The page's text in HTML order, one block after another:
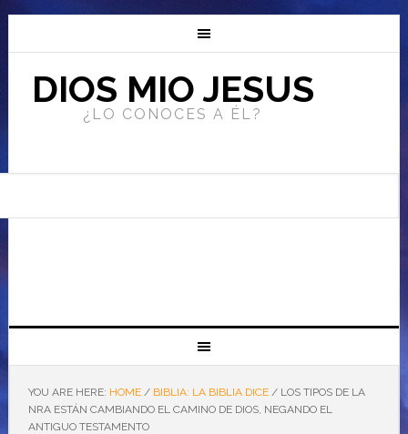
DIOS MIO JESUS
¿LO CONOCES A ÉL?
YOU ARE HERE: HOME / BIBLIA: LA BIBLIA DICE /LOS TIPOS DE LA
NRA ESTÁN CAMBIANDO EL CAMINO DE DIOS, NEGANDO EL
ANTIGUO TESTAMENTO